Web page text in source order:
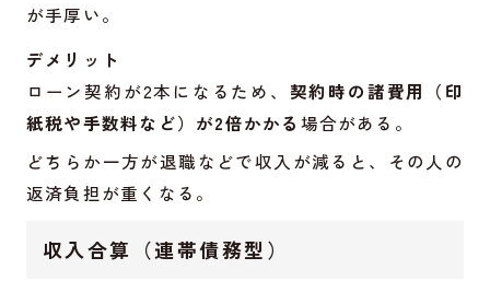
が手厚い。
デメリット
ローン契約が2本になるため、 契約時の諸費用（印
紙税や手数料など）が2倍かかる 場合がある。
どちらか一方が退職などで収入が減ると、その人の
返済負担が重くなる。
収入合算（連帯債務型）